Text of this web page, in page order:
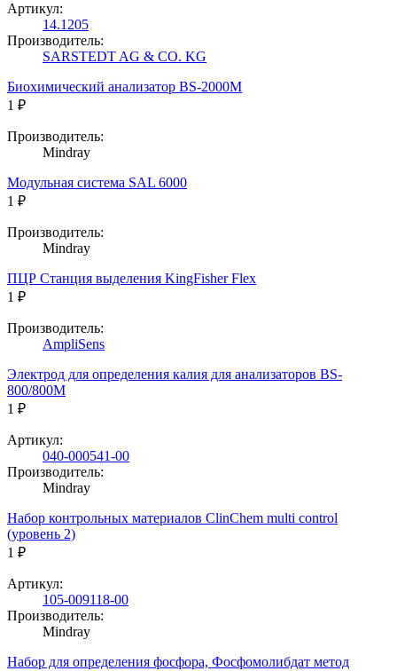
Артикул:
14.1205
Производитель:
SARSTEDT AG & CO. KG
Биохимический анализатор BS-2000M
1 ₽
Производитель:
Mindray
Модульная система SAL 6000
1 ₽
Производитель:
Mindray
ПЦР Станция выделения KingFisher Flex
1 ₽
Производитель:
AmpliSens
Электрод для определения калия для анализаторов BS-
800/800M
1 ₽
Артикул:
040-000541-00
Производитель:
Mindray
Набор контрольных материалов ClinChem multi control
(уровень 2)
1 ₽
Артикул:
105-009118-00
Производитель:
Mindray
Набор для определения фосфора, Фосфомолибдат метод